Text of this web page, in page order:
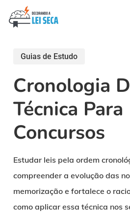
contentGuias de Estudo
Cronologia
Técnica Para
Concursos
Estudar leis pela ordem
compreender a evolução das
memorização e fortalece o
como aplicar essa técnica nos